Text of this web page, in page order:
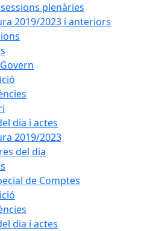
plenàries
2019/2023 i anteriors
dia i actes
2019/2023
del dia
de Comptes
dia i actes